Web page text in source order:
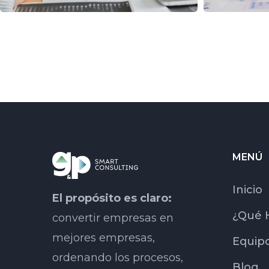
El propósito es claro:
convertir empresas en
mejores empresas,
ordenando los procesos,
MENÚ
Inicio
¿Qué